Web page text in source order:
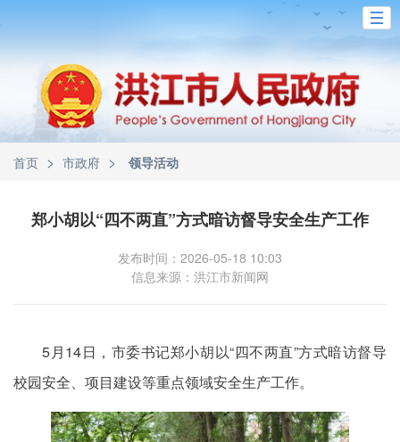
首页 > 市政府 > 领导活动
郑小胡以“四不两直”方式暗访督导安全生产工作
发布时间：2026-05-18 10:03
信息来源：洪江市新闻网
5月14日，市委书记郑小胡以“四不两直”方式暗访督导
校园安全、项目建设等重点领域安全生产工作。